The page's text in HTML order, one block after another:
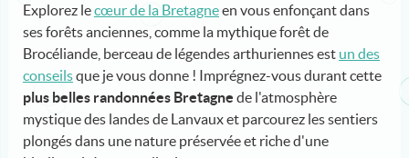
Explorez lecœur de la Bretagneen vous enfonçant dans
ses forêts anciennes, comme la mythique forêt de
Brocéliande, berceau de légendes arthuriennes est un des
conseilsque je vous donne ! Imprégnez-vous durant cette
plus belles randonnées Bretagne de l'atmosphère
mystique des landes de Lanvaux et parcourez les sentiers
plongés dans une nature préservée et riche d'une